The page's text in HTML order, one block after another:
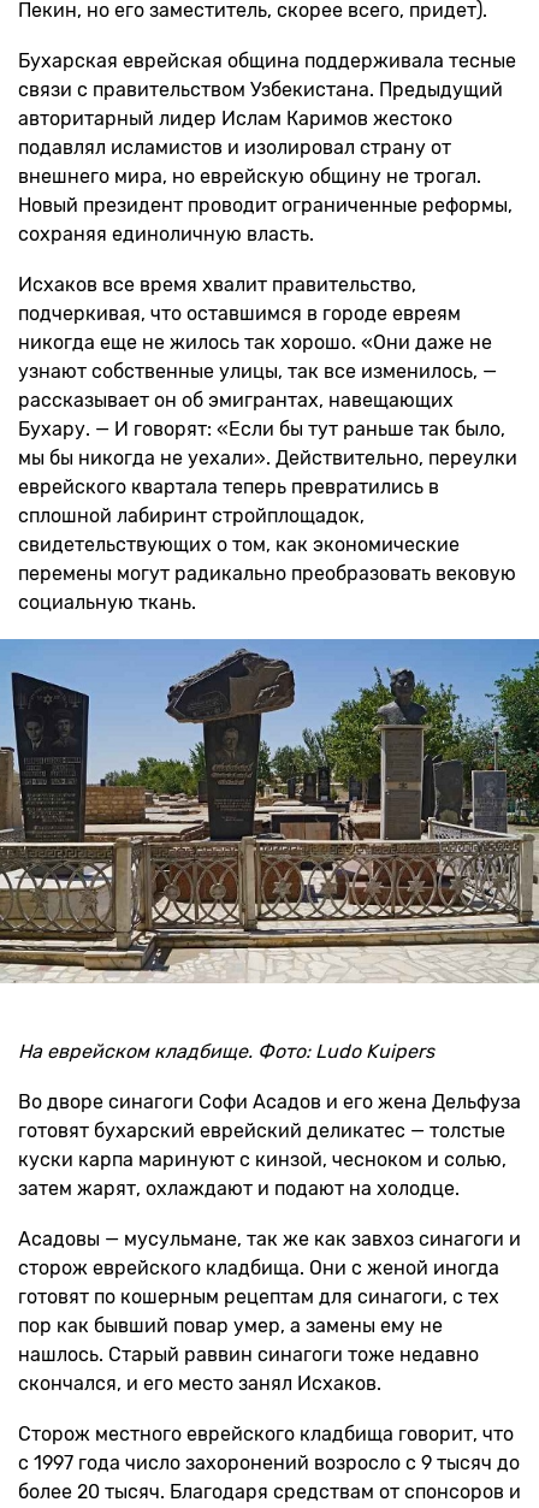
Пекин, но его заместитель, скорее всего, придет).
Бухарская еврейская община поддерживала тесные
связи с правительством Узбекистана. Предыдущий
авторитарный лидер Ислам Каримов жестоко
подавлял исламистов и изолировал страну от
внешнего мира, но еврейскую общину не трогал.
Новый президент проводит ограниченные реформы,
сохраняя единоличную власть.
Исхаков все время хвалит правительство,
подчеркивая, что оставшимся в городе евреям
никогда еще не жилось так хорошо. «Они даже не
узнают собственные улицы, так все изменилось, —
рассказывает он об эмигрантах, навещающих
Бухару. — И говорят: «Если бы тут раньше так было,
мы бы никогда не уехали». Действительно, переулки
еврейского квартала теперь превратились в
сплошной лабиринт стройплощадок,
свидетельствующих о том, как экономические
перемены могут радикально преобразовать вековую
социальную ткань.
На еврейском кладбище. Фото: Ludo Kuipers
Во дворе синагоги Софи Асадов и его жена Дельфуза
готовят бухарский еврейский деликатес — толстые
куски карпа маринуют с кинзой, чесноком и солью,
затем жарят, охлаждают и подают на холодце.
Асадовы — мусульмане, так же как завхоз синагоги и
сторож еврейского кладбища. Они с женой иногда
готовят по кошерным рецептам для синагоги, с тех
пор как бывший повар умер, а замены ему не
нашлось. Старый раввин синагоги тоже недавно
скончался, и его место занял Исхаков.
Сторож местного еврейского кладбища говорит, что
с 1997 года число захоронений возросло с 9 тысяч до
более 20 тысяч. Благодаря средствам от спонсоров и